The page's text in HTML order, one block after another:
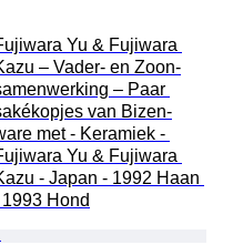
Yu & Fujiwara
– Vader- en Zoon-
– Paar
van Bizen-
met - Keramiek -
Yu & Fujiwara
- Japan - 1992 Haan
1993 Hond